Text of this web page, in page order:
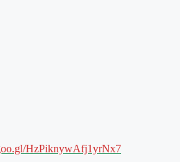
HzPiknywAfj1yrNx7